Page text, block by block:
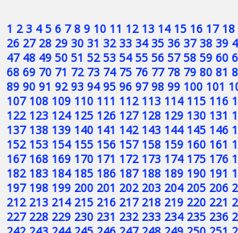
1 2 3 4 5 6 7 8 9 10 11 12 13 14 15 16 17 18
26 27 28 29 30 31 32 33 34 35 36 37 38 39
47 48 49 50 51 52 53 54 55 56 57 58 59 60
68 69 70 71 72 73 74 75 76 77 78 79 80 81
89 90 91 92 93 94 95 96 97 98 99 100 101
107 108 109 110 111 112 113 114 115 116
122 123 124 125 126 127 128 129 130 131
137 138 139 140 141 142 143 144 145 146
152 153 154 155 156 157 158 159 160 161
167 168 169 170 171 172 173 174 175 176
182 183 184 185 186 187 188 189 190 191
197 198 199 200 201 202 203 204 205 206
212 213 214 215 216 217 218 219 220 221
227 228 229 230 231 232 233 234 235 236